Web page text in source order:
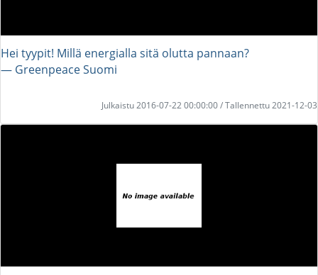
Hei tyypit! Millä energialla sitä olutta pannaan?
― Greenpeace Suomi
Julkaistu 2016-07-22 00:00:00 / Tallennettu 2021-12-03